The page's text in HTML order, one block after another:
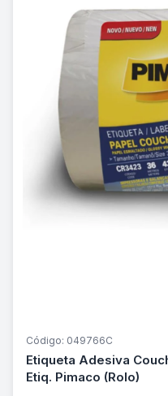
Código: 049766C
Etiqueta Adesiva
Etiq. Pimaco (Rolo)